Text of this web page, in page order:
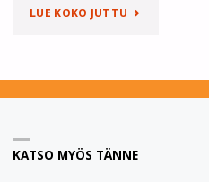
LUE KOKO JUTTU
KATSO MYÖS TÄNNE